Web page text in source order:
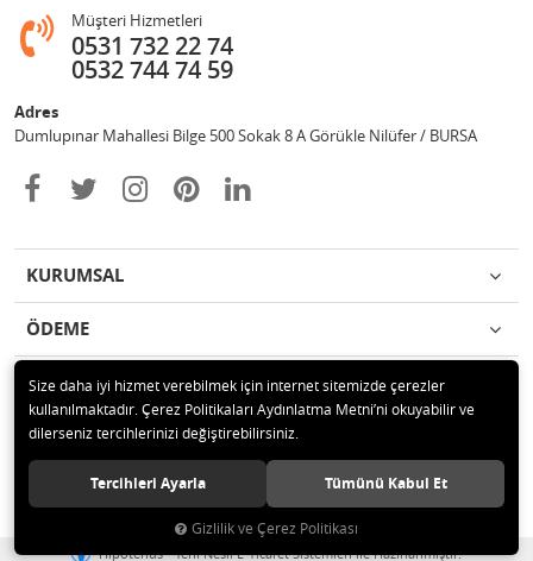
Müşteri Hizmetleri
0531 732 22 74
0532 744 74 59
Adres
Dumlupınar Mahallesi Bilge 500 Sokak 8 A Görükle Nilüfer / BURSA
KURUMSAL
ÖDEME
İLETİŞİM
© 2020 MAG OTOMOTİV Tüm hakları saklıdır.
Hipotenüs Yeni Nesil E-Ticaret Sistemleri ile Hazırlanmıştır.
Size daha iyi hizmet verebilmek için internet sitemizde çerezler
kullanılmaktadır. Çerez Politikaları Aydınlatma Metni’ni okuyabilir ve
dilerseniz tercihlerinizi değiştirebilirsiniz.
Tercihleri Ayarla Tümünü Kabul Et
Gizlilik ve Çerez Politikası